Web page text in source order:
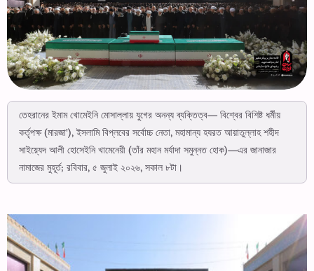
তেহরানের ইমাম খোমেইনি মোসাল্লায় যুগের অনন্য ব্যক্তিত্ব— বিশ্বের বিশিষ্ট ধর্মীয়
কর্তৃপক্ষ (মারজা'), ইসলামি বিপ্লবের সর্বোচ্চ নেতা, মহামান্য হযরত আয়াতুল্লাহ শহীদ
সাইয়্যেদ আলী হোসেইনি খামেনেয়ী (তাঁর মহান মর্যাদা সমুন্নত হোক)—এর জানাজার
নামাজের মুহূর্ত; রবিবার, ৫ জুলাই ২০২৬, সকাল ৮টা।